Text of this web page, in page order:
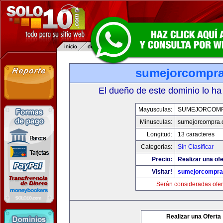
El dueño de este dominio lo
Mayusculas:
Minusculas:
Longitud:
13 caracteres
Categorias:
Sin Clasificar
Precio:
Realizar una
Visitar!
Serán consideradas
Realizar una Oferta